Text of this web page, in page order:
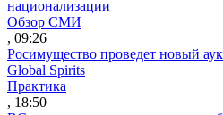
национализации
Обзор СМИ
, 09:26
Росимущество проведет новый
Global Spirits
Практика
, 18:50